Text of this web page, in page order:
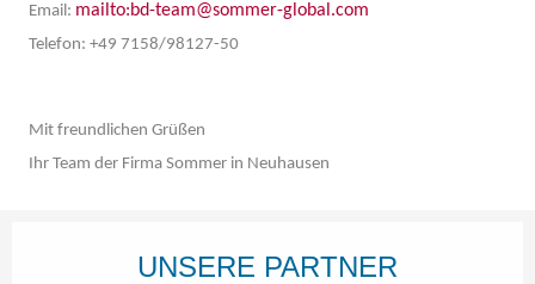
Email: mailto:bd-team@sommer-global.com
Telefon: +49 7158/98127-50
Mit freundlichen Grüßen
Ihr Team der Firma Sommer in Neuhausen
UNSERE PARTNER